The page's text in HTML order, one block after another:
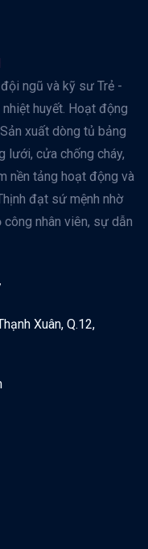
ngũ và kỹ sư Trẻ -
huyết. Hoạt động
xuất dòng tủ bảng
lưới, cửa chống cháy,
nền tảng hoạt động và
đạt sứ mệnh nhờ
nhân viên, sự dẫn
Xuân, Q.12,